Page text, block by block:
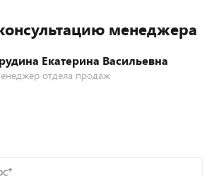
менеджера
Екатерина Васильевна
отдела продаж